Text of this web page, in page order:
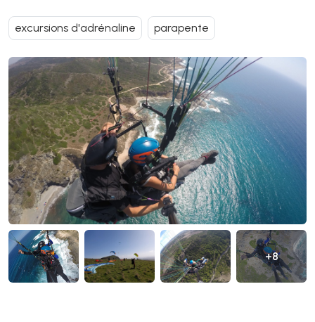
excursions d'adrénaline parapente
+8